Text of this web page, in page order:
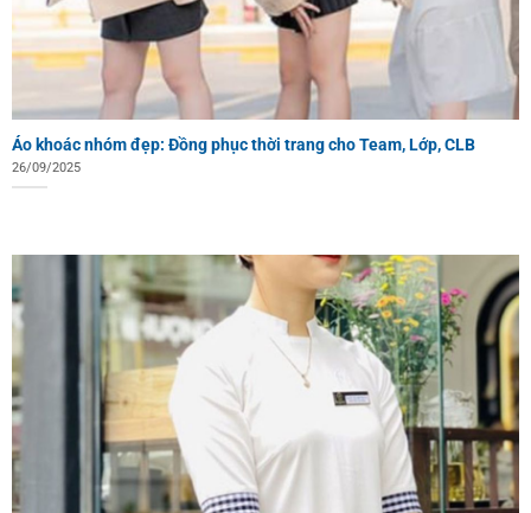
Áo khoác nhóm đẹp: Đồng phục thời trang cho Team, Lớp, CLB
26/09/2025